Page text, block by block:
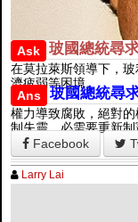
Ask 玻國總統尋
在莫拉萊斯領導下，
濟疲弱等困境。
Ans
玻國總統尋
權力導致腐敗，絕對
制失靈，必需要重新制
Facebook
Larry Lai